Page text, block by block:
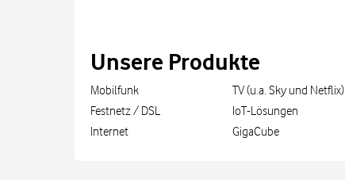
Unsere Produkte
Mobilfunk
Festnetz / DSL
Internet
TV (u.a. Sky und Netflix)
IoT-Lösungen
GigaCube